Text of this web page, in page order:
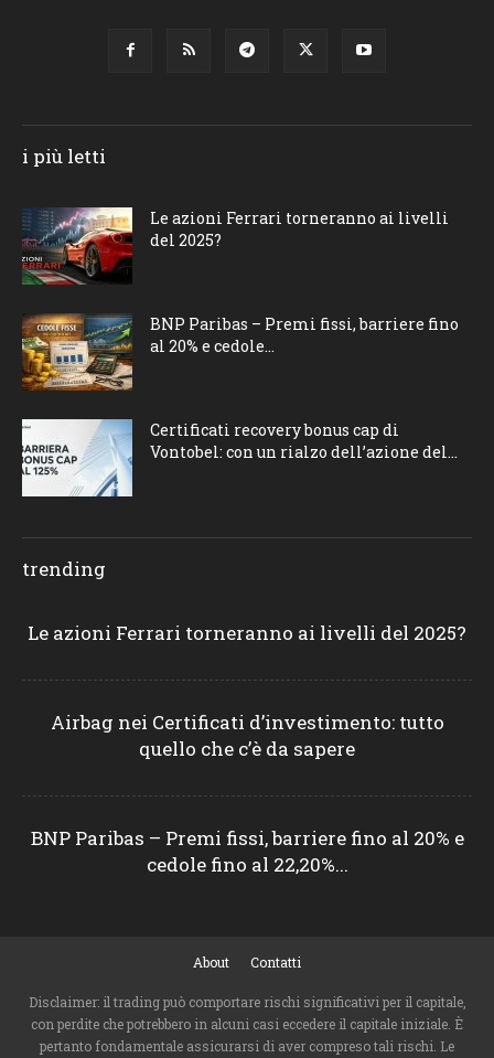
i più letti
Le azioni Ferrari torneranno ai livelli
del 2025?
BNP Paribas – Premi fissi, barriere fino
al 20% e cedole...
Certificati recovery bonus cap di
Vontobel: con un rialzo dell’azione del...
trending
Le azioni Ferrari torneranno ai livelli del 2025?
Airbag nei Certificati d’investimento: tutto
quello che c’è da sapere
BNP Paribas – Premi fissi, barriere fino al 20% e
cedole fino al 22,20%...
About Contatti
Disclaimer: il trading può comportare rischi significativi per il capitale,
con perdite che potrebbero in alcuni casi eccedere il capitale iniziale. È
pertanto fondamentale assicurarsi di aver compreso tali rischi. Le